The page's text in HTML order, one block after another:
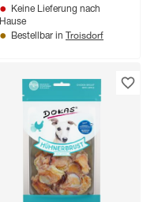
Keine Lieferung nach
Hause
Bestellbar in Troisdorf